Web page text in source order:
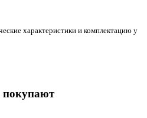
характеристики и комплектацию у
покупают